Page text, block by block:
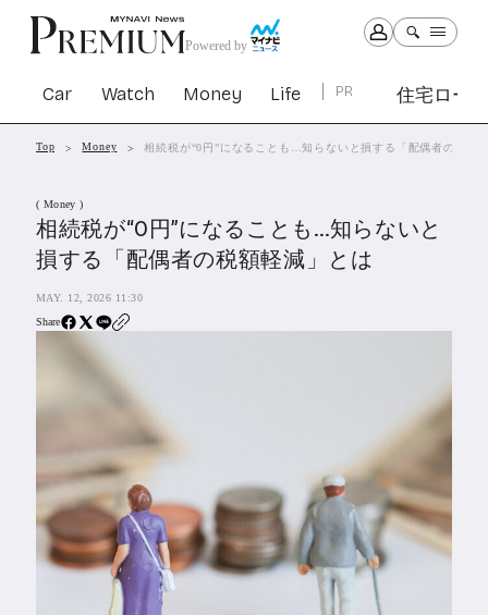
Powered by
Car Watch Money Life PR 住宅ロー
Car1299 Watch Money Life
住宅ローン
SBIネオトレード証券
All Articles
特集&連載記事
Feature
Series
Top Money 相続税が“0円”になることも…知らないと損する「配偶者の税額
( Money )
相続税が“0円”になることも…知らないと
損する「配偶者の税額軽減」とは
MAY. 12, 2026 11:30
Share